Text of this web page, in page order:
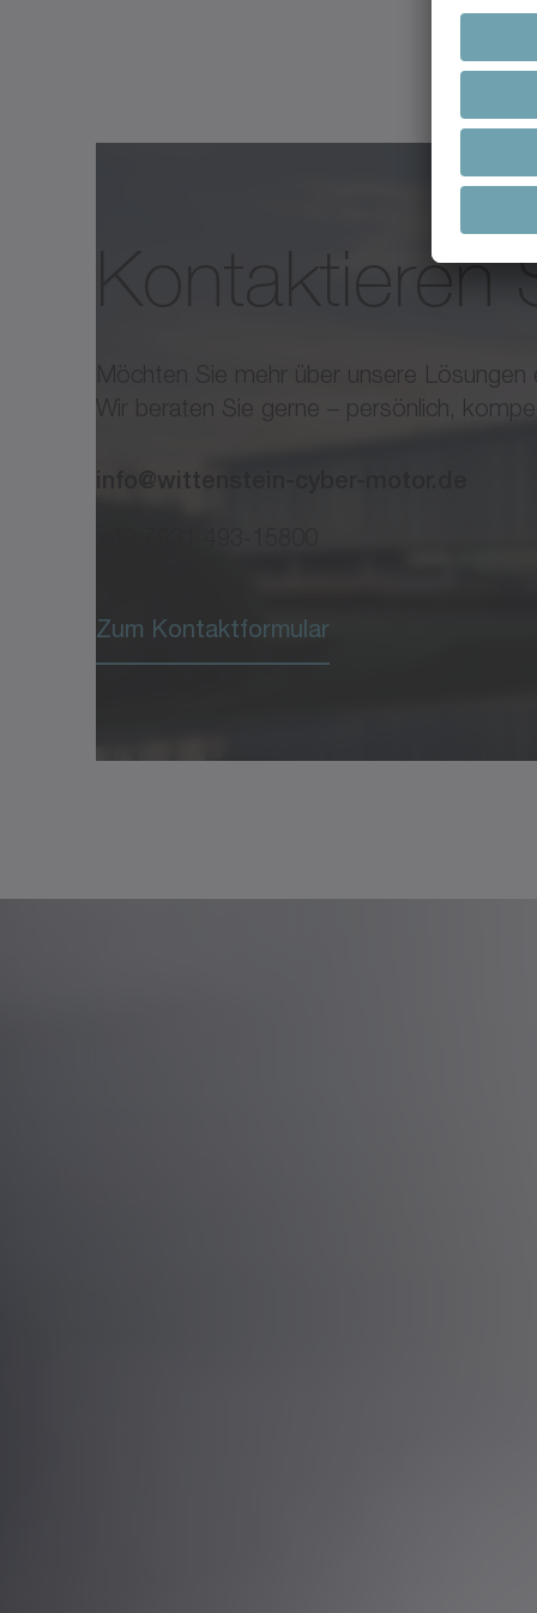
• Angepasste elektrische und
linear motor
Möchten Sie mehr über unsere Lösungen
Wir beraten Sie gerne – persönlich,
info@wittenstein-cyber-motor.de
Zum Kontaktformular